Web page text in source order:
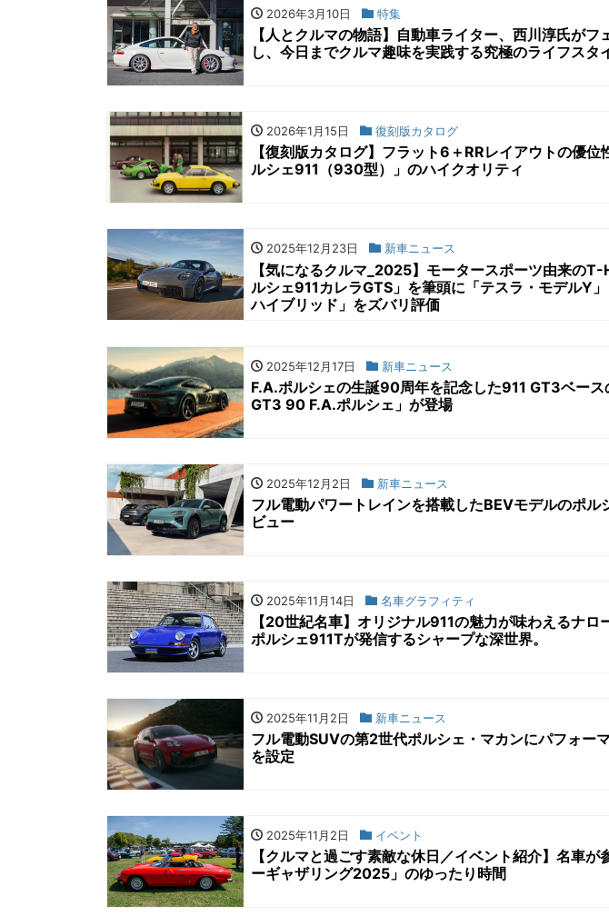
2026年3月10日 特集
【人とクルマの物語】自動車ライター、西川淳氏がフ
し、今日までクルマ趣味を実践する究極のライフスタ
2026年1月15日 復刻版カタログ
【復刻版カタログ】フラット6＋RRレイアウトの優
ルシェ911（930型）」のハイクオリティ
2025年12月23日 新車ニュース
【気になるクルマ_2025】モータースポーツ由来の
ルシェ911カレラGTS」を筆頭に「テスラ・モデルY
ハイブリッド」をズバリ評価
2025年12月17日 新車ニュース
F.A.ポルシェの生誕90周年を記念した911 GT3ベース
GT3 90 F.A.ポルシェ」が登場
2025年12月2日 新車ニュース
フル電動パワートレインを搭載したBEVモデルのポル
ビュー
2025年11月14日 名車グラフィティ
【20世紀名車】オリジナル911の魅力が味わえるナ
ポルシェ911Tが発信するシャープな深世界。
2025年11月2日 新車ニュース
フル電動SUVの第2世代ポルシェ・マカンにパフォー
を設定
2025年11月2日 イベント
【クルマと過ごす素敵な休日／イベント紹介】名車が
ーギャザリング2025」のゆったり時間